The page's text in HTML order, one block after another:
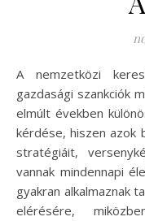
A nemzetközi kereskedelem világában a tarifák és
gazdasági szankciók
elmúlt években
kérdése, hiszen azok
stratégiáit,
vannak mindennapi
gyakran alkalmaznak
elérésére,